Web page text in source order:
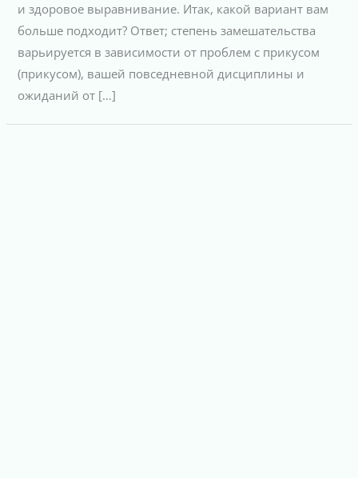
и здоровое выравнивание. Итак, какой вариант вам
больше подходит? Ответ; степень замешательства
варьируется в зависимости от проблем с прикусом
(прикусом), вашей повседневной дисциплины и
ожиданий от […]